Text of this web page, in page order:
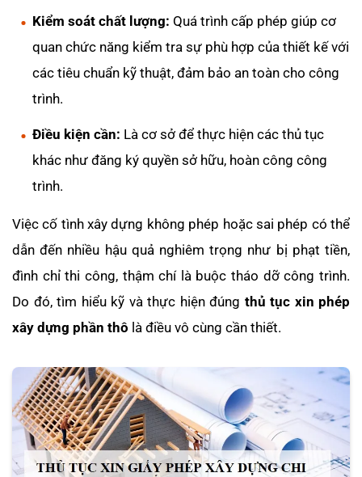
Kiểm soát chất lượng: Quá trình cấp phép giúp cơ
quan chức năng kiểm tra sự phù hợp của thiết kế với
các tiêu chuẩn kỹ thuật, đảm bảo an toàn cho công
trình.
Điều kiện cần: Là cơ sở để thực hiện các thủ tục
khác như đăng ký quyền sở hữu, hoàn công công
trình.
Việc cố tình xây dựng không phép hoặc sai phép có thể
dẫn đến nhiều hậu quả nghiêm trọng như bị phạt tiền,
đình chỉ thi công, thậm chí là buộc tháo dỡ công trình.
Do đó, tìm hiểu kỹ và thực hiện đúng thủ tục xin phép
xây dựng phần thô là điều vô cùng cần thiết.